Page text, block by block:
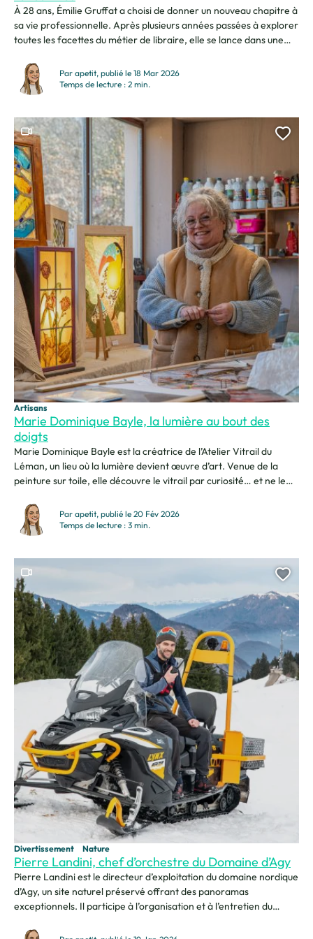
À 28 ans, Émilie Gruffat a choisi de donner un nouveau chapitre à
sa vie professionnelle. Après plusieurs années passées à explorer
toutes les facettes du métier de libraire, elle se lance dans une
« Au sommet des mots » à Cluses. Entre passion des livres, envie
de créer...
Par apetit, publié le 18 Mar 2026
Temps de lecture : 2 min.
Marie Dominique Bayle, la lumière au bout des
doigts
Artisans
Marie Dominique Bayle est la créatrice de l’Atelier Vitrail du
Léman, un lieu où la lumière devient œuvre d’art. Venue de la
peinture sur toile, elle découvre le vitrail par curiosité… et ne le
notamment en tant que femme dans un métier encore marqué...
Par apetit, publié le 20 Fév 2026
Temps de lecture : 3 min.
Ce contenu contient une vidéo
Pierre Landini, chef d’orchestre du Domaine d’Agy
Divertissement Nature
Pierre Landini est le directeur d’exploitation du domaine nordique
d’Agy, un site naturel préservé offrant des panoramas
exceptionnels. Il participe à l’organisation et à l’entretien du
principalement dédié au ski de fond, avec des pistes adaptées à
Ce contenu contient une vidéo